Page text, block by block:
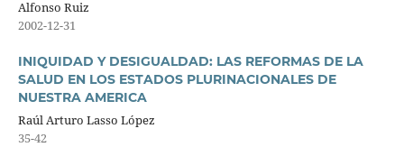
Alfonso Ruiz
2002-12-31
INIQUIDAD Y DESIGUALDAD: LAS REFORMAS DE LA
SALUD EN LOS ESTADOS PLURINACIONALES DE
NUESTRA AMERICA
Raúl Arturo Lasso López
35-42